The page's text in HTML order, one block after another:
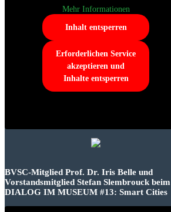
Mehr Informationen
Inhalt entsperren
Erforderlichen Service
akzeptieren und
Inhalte entsperren
BVSC-Mitglied Prof. Dr. Iris Belle und
Vorstandsmitglied Stefan Slembrouck beim
DIALOG IM MUSEUM #13: Smart Cities